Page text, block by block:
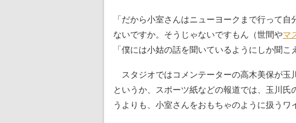
「だから小室さんはニューヨークまで行って自
ないですか。そうじゃないですもん（世間やマ
「僕には小姑の話を聞いているようにしか聞こ
スタジオではコメンテーターの高木美保が玉
というか、スポーツ紙などの報道では、玉川
うよりも、小室さんをおもちゃのように扱うワ